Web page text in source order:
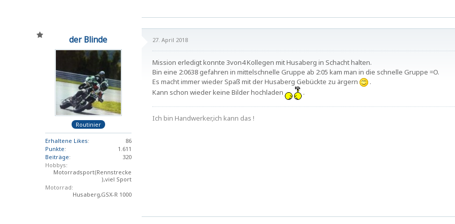
der Blinde
Routinier
Erhaltene Likes
86
Punkte
1.611
Beiträge
320
Hobbys
Motorradsport(Rennstrecke
),viel Sport
Motorrad
Husaberg,GSX-R 1000
27. April 2018
Mission erledigt konnte 3von4 Kollegen mit Husaberg in Schacht halten.
Bin eine 2:0638 gefahren in mittelschnelle Gruppe ab 2:05 kam man in die schnelle Gruppe =O.
Es macht immer wieder Spaß mit der Husaberg Gebückte zu ärgern
.
Kann schon wieder keine Bilder hochladen
.
Ich bin Handwerker,ich kann das !